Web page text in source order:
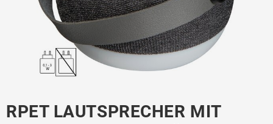
RPET LAUTSPRECHER MIT